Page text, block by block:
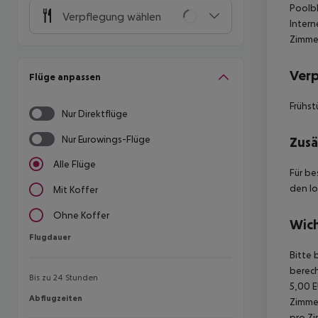
Verpflegung wählen
Flüge anpassen
Nur Direktflüge
Nur Eurowings-Flüge
Alle Flüge
Mit Koffer
Ohne Koffer
Flugdauer
Flugdauer
Bis zu 24 Stunden
Abflugzeiten
Abflugzeiten
Für
den
Bitte
5,00